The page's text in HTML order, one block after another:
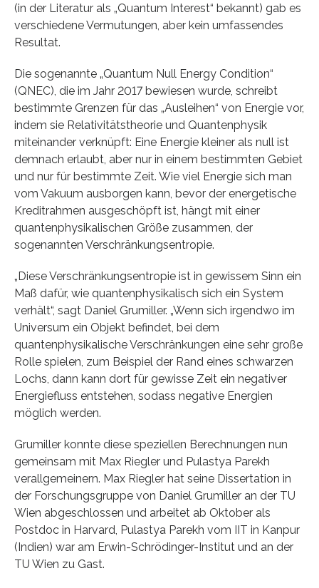
(in der Literatur als „Quantum Interest“ bekannt) gab es
verschiedene Vermutungen, aber kein umfassendes
Resultat.
Die sogenannte „Quantum Null Energy Condition“
(QNEC), die im Jahr 2017 bewiesen wurde, schreibt
bestimmte Grenzen für das „Ausleihen“ von Energie vor,
indem sie Relativitätstheorie und Quantenphysik
miteinander verknüpft: Eine Energie kleiner als null ist
demnach erlaubt, aber nur in einem bestimmten Gebiet
und nur für bestimmte Zeit. Wie viel Energie sich man
vom Vakuum ausborgen kann, bevor der energetische
Kreditrahmen ausgeschöpft ist, hängt mit einer
quantenphysikalischen Größe zusammen, der
sogenannten Verschränkungsentropie.
„Diese Verschränkungsentropie ist in gewissem Sinn ein
Maß dafür, wie quantenphysikalisch sich ein System
verhält“, sagt Daniel Grumiller. „Wenn sich irgendwo im
Universum ein Objekt befindet, bei dem
quantenphysikalische Verschränkungen eine sehr große
Rolle spielen, zum Beispiel der Rand eines schwarzen
Lochs, dann kann dort für gewisse Zeit ein negativer
Energiefluss entstehen, sodass negative Energien
möglich werden.
Grumiller konnte diese speziellen Berechnungen nun
gemeinsam mit Max Riegler und Pulastya Parekh
verallgemeinern. Max Riegler hat seine Dissertation in
der Forschungsgruppe von Daniel Grumiller an der TU
Wien abgeschlossen und arbeitet ab Oktober als
Postdoc in Harvard, Pulastya Parekh vom IIT in Kanpur
(Indien) war am Erwin-Schrödinger-Institut und an der
TU Wien zu Gast.